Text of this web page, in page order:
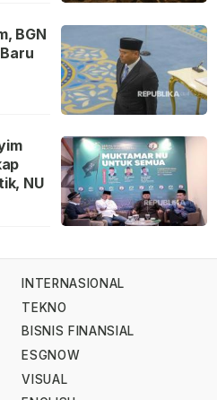
BGN
NU
INTERNASIONAL
TEKNO
BISNIS FINANSIAL
ESGNOW
VISUAL